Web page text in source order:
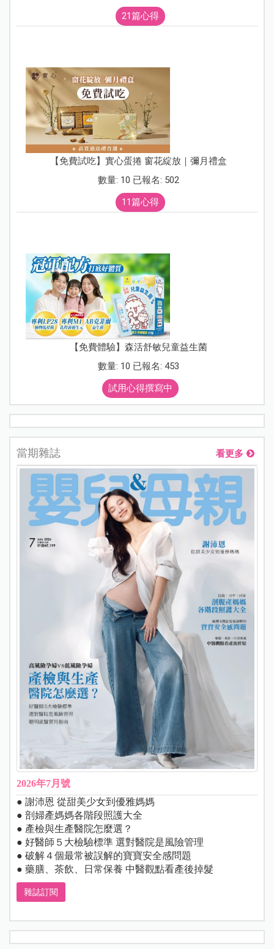
21篇心得
【免費試吃】實心蛋捲 窗花綻放｜彌月禮盒
數量: 10 已報名: 502
11篇心得
【免費體驗】森活舒敏兒童益生菌
數量: 10 已報名: 453
試用心得撰寫中
當期雜誌 看更多
2026年7月號
● 謝沛恩 從甜美少女到優雅媽媽
● 剖婦產媽媽各階段照護大全
● 產檢與生產醫院怎麼選？
● 好醫師５大檢驗標準 選對醫院是風險管理
● 破解４個最常被誤解的寶寶安全感問題
● 藥膳、茶飲、日常保養 中醫觀點看產後掉髮
雜誌訂閱